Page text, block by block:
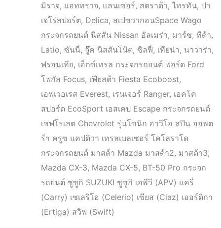
มิราจ, แอททราจ, แลนเซอร์, สตราด้า, ไทรทัน, ปา
เจโร่สปอร์ต, Delica, สเปซวากอนSpace Wago
กระจกรถยนต์ นิสสัน Nissan อัลเมร่า, มาร์ช, ทีด้า,
Latio, ซันนี่, จู๊ค นิสสันโน๊ต, ซิลฟี่, เทียน่า, นาวาร่า,
ฟรอนเทีย, เอ็กซ์เทรล กระจกรถยนต์ ฟอร์ด Ford
โฟกัส Focus, เฟียสต้า Fiesta Ecoboost,
เอฟเวอเรส Everest, เรนเจอร์ Ranger, เอคโค
สปอร์ต EcoSport เอสเคป Escape กระจกรถยนต์
เชฟโรเลต Chevrolet รุ่นโซนิก อาวีโอ สปิน ออพต
ร้า ครูซ แคปติวา เทรลเบลเซอร์ โคโลราโด
กระจกรถยนต์ มาสด้า Mazda มาสด้า2, มาสด้า3,
Mazda CX-3, Mazda CX-5, BT-50 Pro กระจก
รถยนต์ ซูซูกิ SUZUKI ซูซูกิ เอพีวี (APV) แครี่
(Carry) เซเลริโอ (Celerio) เซียส (Ciaz) เออร์ติกา
(Ertiga) สวิฟ (Swift)